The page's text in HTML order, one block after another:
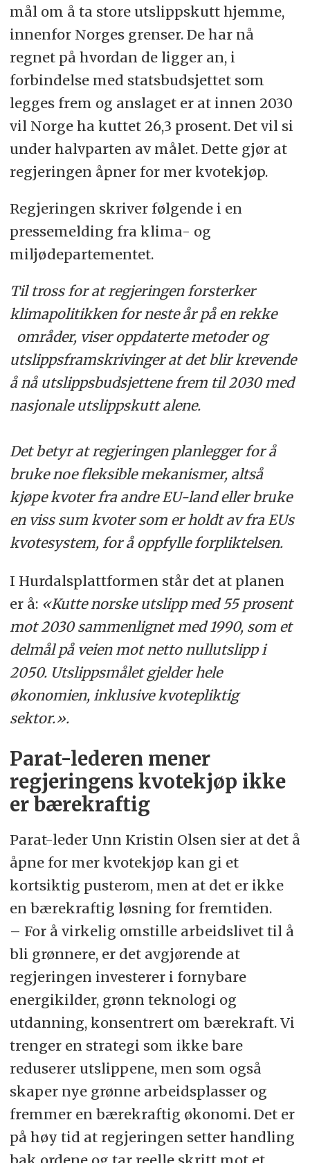
mål om å ta store utslippskutt hjemme,
innenfor Norges grenser. De har nå
regnet på hvordan de ligger an, i
forbindelse med statsbudsjettet som
legges frem og anslaget er at innen 2030
vil Norge ha kuttet 26,3 prosent. Det vil si
under halvparten av målet. Dette gjør at
regjeringen åpner for mer kvotekjøp.
Regjeringen skriver følgende i en
pressemelding fra klima- og
miljødepartementet.
Til tross for at regjeringen forsterker
klimapolitikken for neste år på en rekke
områder, viser oppdaterte metoder og
utslippsframskrivinger at det blir krevende
å nå utslippsbudsjettene frem til 2030 med
nasjonale utslippskutt alene.
Det betyr at regjeringen planlegger for å
bruke noe fleksible mekanismer, altså
kjøpe kvoter fra andre EU-land eller bruke
en viss sum kvoter som er holdt av fra EUs
kvotesystem, for å oppfylle forpliktelsen.
I Hurdalsplattformen står det at planen
er å: «Kutte norske utslipp med 55 prosent
mot 2030 sammenlignet med 1990, som et
delmål på veien mot netto nullutslipp i
2050. Utslippsmålet gjelder hele
økonomien, inklusive kvotepliktig
sektor.».
Parat-lederen mener
regjeringens kvotekjøp ikke
er bærekraftig
Parat-leder Unn Kristin Olsen sier at det å
åpne for mer kvotekjøp kan gi et
kortsiktig pusterom, men at det er ikke
en bærekraftig løsning for fremtiden.
– For å virkelig omstille arbeidslivet til å
bli grønnere, er det avgjørende at
regjeringen investerer i fornybare
energikilder, grønn teknologi og
utdanning, konsentrert om bærekraft. Vi
trenger en strategi som ikke bare
reduserer utslippene, men som også
skaper nye grønne arbeidsplasser og
fremmer en bærekraftig økonomi. Det er
på høy tid at regjeringen setter handling